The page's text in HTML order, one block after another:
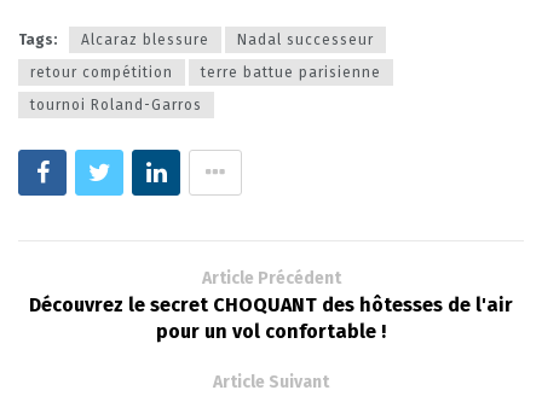
Tags: Alcaraz blessure
Nadal successeur
retour compétition
terre battue parisienne
tournoi Roland-Garros
Article Précédent
Découvrez le secret CHOQUANT des hôtesses de l'air
pour un vol confortable !
Article Suivant